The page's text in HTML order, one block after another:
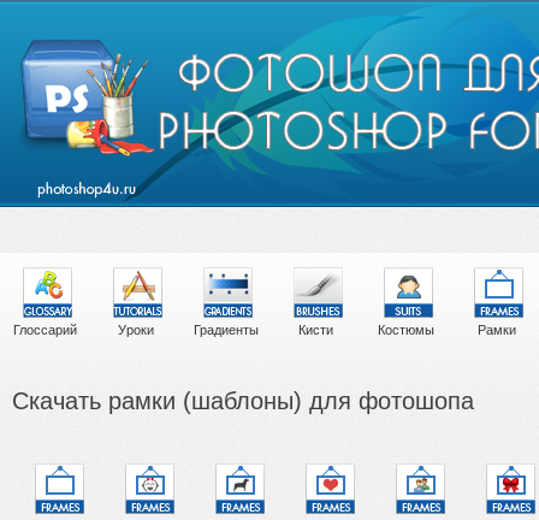
Глоссарий Уроки Градиенты Кисти Костюмы Рамки
Скачать рамки (шаблоны) для фотошопа